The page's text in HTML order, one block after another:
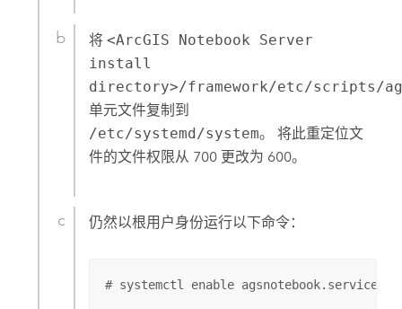
将<ArcGIS Notebook Server
install
directory>/framework/etc/scripts/
单元文件复制到
/etc/systemd/system。 将此重定位文
件的文件权限从 700 更改为 600。
仍然以根用户身份运行以下命令：
# systemctl enable agsnotebook.service